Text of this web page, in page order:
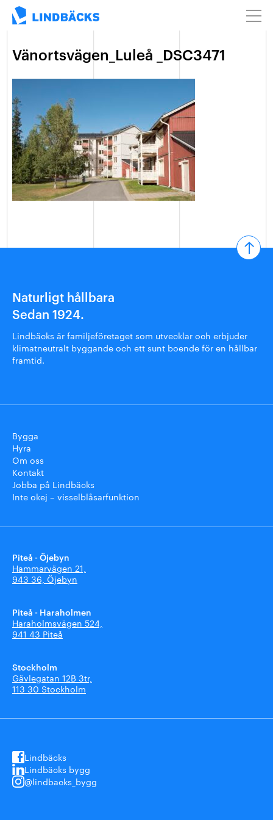
Vänortsvägen_Luleå _DSC3471
Naturligt hållbara
Sedan 1924.
Lindbäcks är familjeföretaget som utvecklar och erbjuder
klimatneutralt byggande och ett sunt boende för en hållbar
framtid.
Bygga
Hyra
Om oss
Kontakt
Jobba på Lindbäcks
Inte okej – visselblåsarfunktion
Piteå - Öjebyn
Hammarvägen 21,
943 36, Öjebyn
Piteå - Haraholmen
Haraholmsvägen 524,
941 43 Piteå
Stockholm
Gävlegatan 12B 3tr,
113 30 Stockholm
Lindbäcks
Lindbäcks bygg
@lindbacks_bygg